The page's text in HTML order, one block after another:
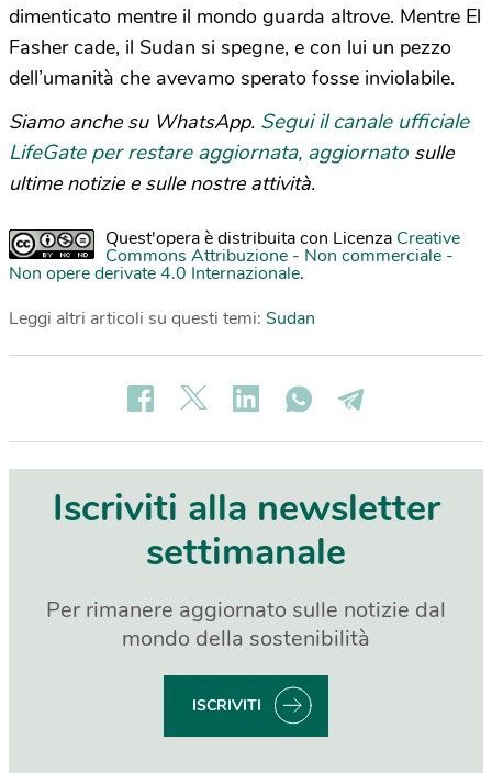
dimenticato mentre il mondo guarda altrove. Mentre El
Fasher cade, il Sudan si spegne, e con lui un pezzo
dell’umanità che avevamo sperato fosse inviolabile.
Siamo anche su WhatsApp. Segui il canale ufficiale
LifeGate per restare aggiornata, aggiornato sulle
ultime notizie e sulle nostre attività.
Quest'opera è distribuita con Licenza Creative
Commons Attribuzione - Non commerciale -
Non opere derivate 4.0 Internazionale.
Leggi altri articoli su questi temi: Sudan
Iscriviti alla newsletter
settimanale
Per rimanere aggiornato sulle notizie dal
mondo della sostenibilità
ISCRIVITI